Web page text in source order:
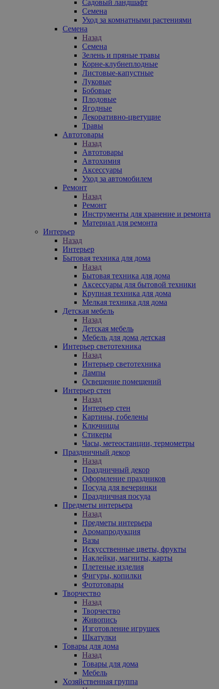
Садовый ландшафт
Семена
Уход за комнатными растениями
Семена
Назад
Семена
Зелень и пряные травы
Корне-клубнеплодные
Листовые-капустные
Луковые
Бобовые
Плодовые
Ягодные
Декоративно-цветущие
Травы
Автотовары
Назад
Автотовары
Автохимия
Аксессуары
Уход за автомобилем
Ремонт
Назад
Ремонт
Инструменты для хранение и ремонта
Материал для ремонта
Интерьер
Назад
Интерьер
Бытовая техника для дома
Назад
Бытовая техника для дома
Аксессуары для бытовой техники
Крупная техника для дома
Мелкая техника для дома
Детская мебель
Назад
Детская мебель
Мебель для дома детская
Интерьер светотехника
Назад
Интерьер светотехника
Лампы
Освещение помещений
Интерьер стен
Назад
Интерьер стен
Картины, гобелены
Ключницы
Стикеры
Часы, метеостанции, термометры
Праздничный декор
Назад
Праздничный декор
Оформление праздников
Посуда для вечеринки
Праздничная посуда
Предметы интерьера
Назад
Предметы интерьера
Аромапродукция
Вазы
Искусственные цветы, фрукты
Наклейки, магниты, карты
Плетеные изделия
Фигуры, копилки
Фототовары
Творчество
Назад
Творчество
Живопись
Изготовление игрушек
Шкатулки
Товары для дома
Назад
Товары для дома
Мебель
Хозяйственная группа